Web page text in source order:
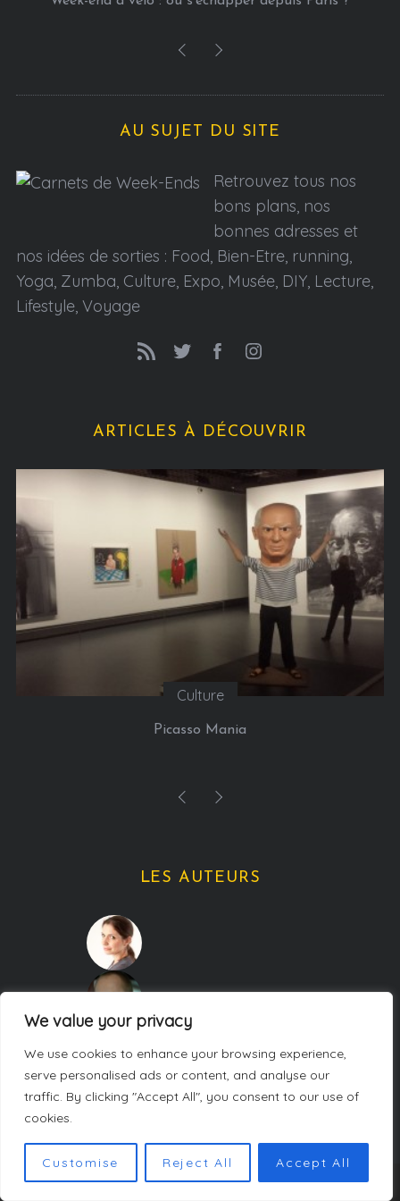
We value your privacy
We use cookies to enhance your browsing experience,
serve personalised ads or content, and analyse our
traffic. By clicking "Accept All", you consent to our use of
cookies.
Customise Reject All Accept All
AU SUJET DU SITE
Retrouvez tous nos
bons plans, nos
bonnes adresses et
nos idées de sorties : Food, Bien-Etre, running,
Yoga, Zumba, Culture, Expo, Musée, DIY, Lecture,
Lifestyle, Voyage
ARTICLES À DÉCOUVRIR
Culture
Picasso Mania
LES AUTEURS